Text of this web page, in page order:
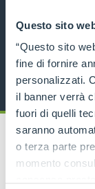
Questo sito
“Questo sito
fine di fornire
personalizzati.
il banner verrà
fuori di quelli
saranno
o terza parte
momento
5000